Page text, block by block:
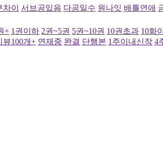
이 서브공있음 다공일수 원나잇 배틀연애
+ 1권이하 2권~5권 5권~10권 10권초과 10화
뷰100개+ 연재중 완결 단행본 1주이내신작 4